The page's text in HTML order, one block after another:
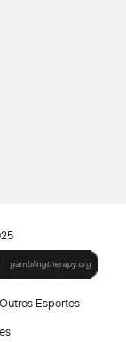
Outros Esportes